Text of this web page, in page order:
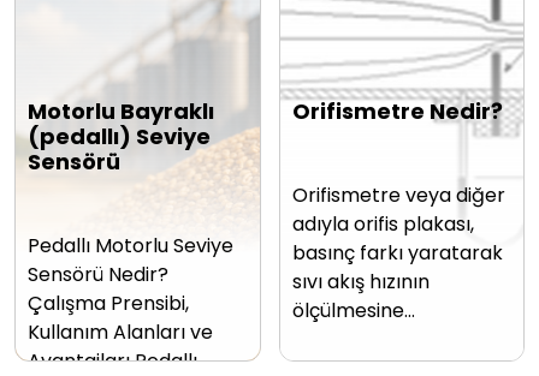
Motorlu Bayraklı
(pedallı) Seviye
Sensörü
Pedallı Motorlu Seviye
Sensörü Nedir?
Çalışma Prensibi,
Kullanım Alanları ve
Avantajları Pedallı…
Orifismetre Nedir?
Orifismetre veya diğer
adıyla orifis plakası,
basınç farkı yaratarak
sıvı akış hızının
ölçülmesine…